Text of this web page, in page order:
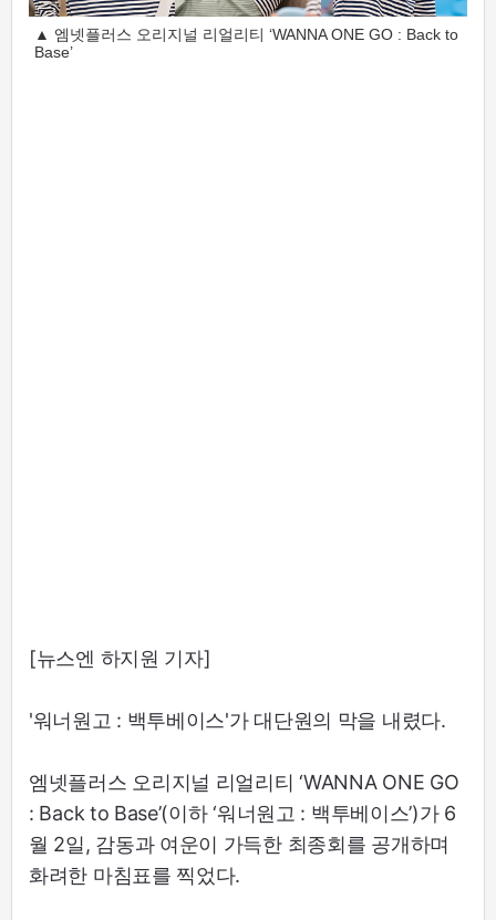
▲ 엠넷플러스 오리지널 리얼리티 ‘WANNA ONE GO : Back to
Base’
[뉴스엔 하지원 기자]
'워너원고 : 백투베이스'가 대단원의 막을 내렸다.
엠넷플러스 오리지널 리얼리티 ‘WANNA ONE GO
: Back to Base’(이하 ‘워너원고 : 백투베이스’)가 6
월 2일, 감동과 여운이 가득한 최종회를 공개하며
화려한 마침표를 찍었다.